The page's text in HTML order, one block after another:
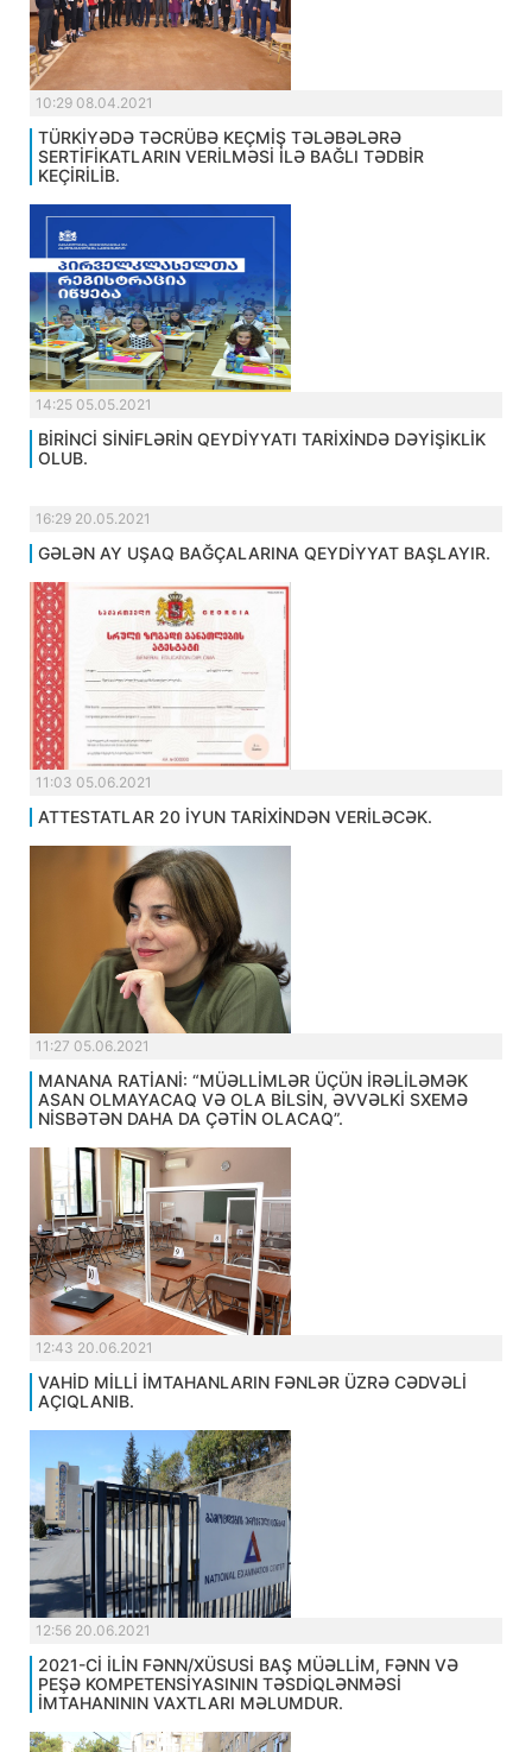
10:29 08.04.2021
TÜRKİYƏDƏ TƏCRÜBƏ KEÇMİŞ TƏLƏBƏLƏRƏ
SERTİFİKATLARIN VERİLMƏSİ İLƏ BAĞLI TƏDBİR
KEÇİRİLİB.
14:25 05.05.2021
BİRİNCİ SİNİFLƏRİN QEYDİYYATI TARİXİNDƏ DƏYİŞİKLİK
OLUB.
16:29 20.05.2021
GƏLƏN AY UŞAQ BAĞÇALARINA QEYDİYYAT BAŞLAYIR.
11:03 05.06.2021
ATTESTATLAR 20 İYUN TARİXİNDƏN VERİLƏCƏK.
11:27 05.06.2021
MANANA RATİANİ: “MÜƏLLİMLƏR ÜÇÜN İRƏLİLƏMƏK
ASAN OLMAYACAQ VƏ OLA BİLSİN, ƏVVƏLKİ SXEMƏ
NİSBƏTƏN DAHA DA ÇƏTİN OLACAQ”.
12:43 20.06.2021
VAHİD MİLLİ İMTAHANLARIN FƏNLƏR ÜZRƏ CƏDVƏLİ
AÇIQLANIB.
12:56 20.06.2021
2021-Cİ İLİN FƏNN/XÜSUSİ BAŞ MÜƏLLİM, FƏNN VƏ
PEŞƏ KOMPETENSİYASININ TƏSDİQLƏNMƏSİ
İMTAHANININ VAXTLARI MƏLUMDUR.